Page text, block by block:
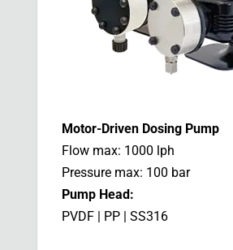
Motor-Driven Dosing Pump
Flow max: 1000 lph
Pressure max: 100 bar
Pump Head:
PVDF | PP | SS316